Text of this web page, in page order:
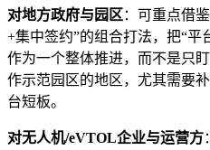
对地方政府与园区 ：可重点借
+集中签约”的组合打法，把“平
作为一个整体推进，而不是只
作示范园区的地区，尤其需要
台短板。
对无人机/eVTOL企业与运营方